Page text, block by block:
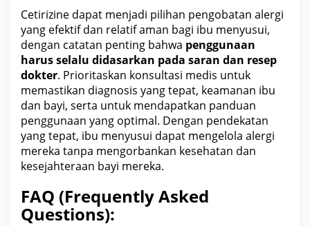
Cetirizine dapat menjadi pilihan pengobatan alergi
yang efektif dan relatif aman bagi ibu menyusui,
dengan catatan penting bahwa penggunaan
harus selalu didasarkan pada saran dan resep
dokter. Prioritaskan konsultasi medis untuk
memastikan diagnosis yang tepat, keamanan ibu
dan bayi, serta untuk mendapatkan panduan
penggunaan yang optimal. Dengan pendekatan
yang tepat, ibu menyusui dapat mengelola alergi
mereka tanpa mengorbankan kesehatan dan
kesejahteraan bayi mereka.
FAQ (Frequently Asked
Questions):